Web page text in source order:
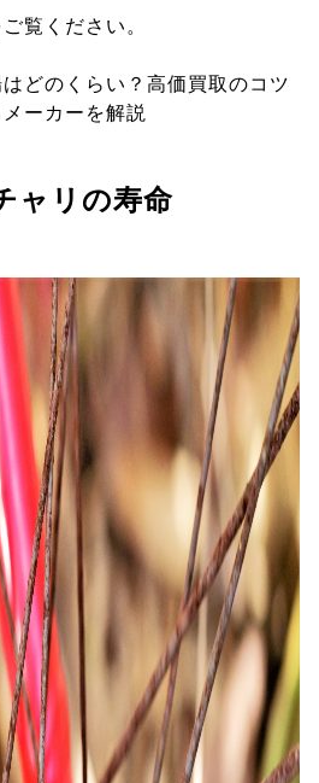
覧ください。
どのくらい？高価買取のコツ
ーカーを解説
ャリの寿命